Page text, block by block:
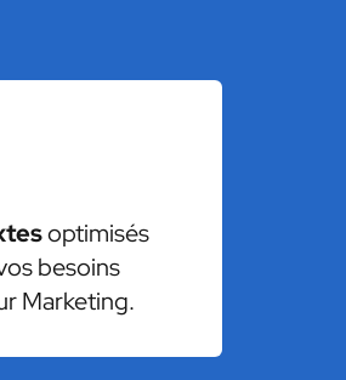
optimisés
besoins
Marketing.